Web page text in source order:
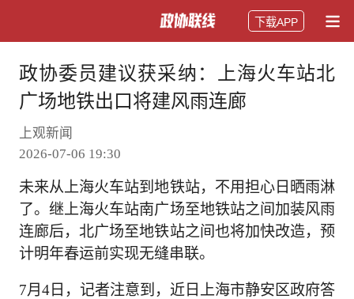
下载APP
政协委员建议获采纳：上海火车站北
广场地铁出口将建风雨连廊
上观新闻
2026-07-06 19:30
未来从上海火车站到地铁站，不用担心日晒雨淋
了。继上海火车站南广场至地铁站之间加装风雨
连廊后，北广场至地铁站之间也将加快改造，预
计明年春运前实现无缝串联。
7月4日，记者注意到，近日上海市静安区政府答